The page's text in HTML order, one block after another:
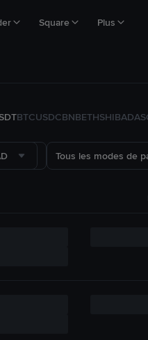
Square Plus
BTCUSDCBNBETHSHIBADA
Tous les modes de